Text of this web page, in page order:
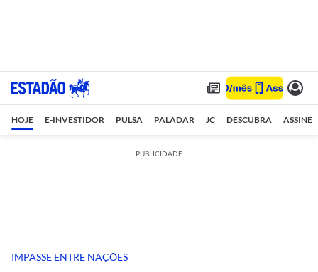
HOJE E-INVESTIDOR PULSA PALADAR JC DESCUBRA ASSINE
PUBLICIDADE
IMPASSE ENTRE NAÇÕES